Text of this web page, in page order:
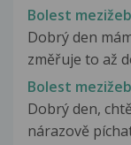
Bolest
Dobrý den
změřuje to až
Bolest
Dobrý den,
nárazově